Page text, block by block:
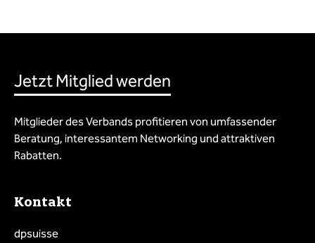
Jetzt Mitglied werden
Mitglieder des Verbands profitieren von umfassender
Beratung, interessantem Networking und attraktiven
Rabatten.
Kontakt
dpsuisse